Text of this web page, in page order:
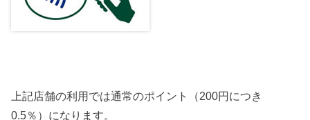
上記店舗の利用では通常のポイント（200円につき
0.5％）になります。